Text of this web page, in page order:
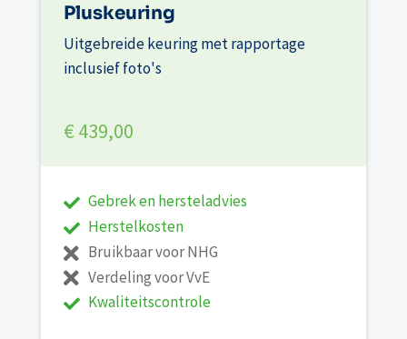
Pluskeuring
Uitgebreide keuring met rapportage
inclusief foto's
€ 439,00
Gebrek en hersteladvies
Herstelkosten
Bruikbaar voor NHG
Verdeling voor VvE
Kwaliteitscontrole